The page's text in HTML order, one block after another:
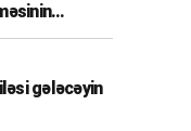
gələcəyin